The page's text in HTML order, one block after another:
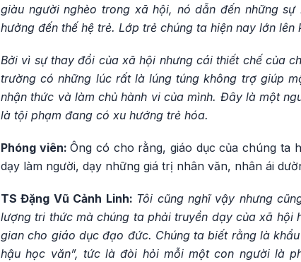
giàu người nghèo trong xã hội, nó dẫn đến những
hưởng đến thế hệ trẻ. Lớp trẻ chúng ta hiện nay lớn
Bởi vì sự thay đổi của xã hội nhưng cái thiết chế của
trường có những lúc rất là lúng túng không trợ giúp
nhận thức và làm chủ hành vi của mình. Đây là một
là tội phạm đang có xu hướng trẻ hóa.
Phóng viên:Ông có cho rằng, giáo dục của chúng ta
dạy làm người, dạy những giá trị nhân văn, nhân ái
TS Đặng Vũ Cảnh Linh: Tôi cũng nghĩ vậy nhưng
lượng tri thức mà chúng ta phải truyền dạy của xã hội
gian cho giáo dục đạo đức. Chúng ta biết rằng là
hậu học văn”, tức là đòi hỏi mỗi một con người là